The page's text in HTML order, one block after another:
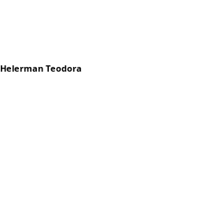
Helerman Teodora